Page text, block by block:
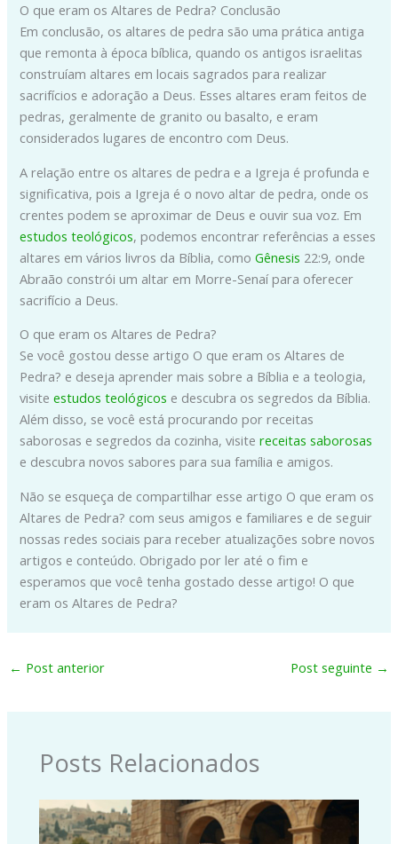
O que eram os Altares de Pedra? Conclusão
Em conclusão, os altares de pedra são uma prática antiga
que remonta à época bíblica, quando os antigos israelitas
construíam altares em locais sagrados para realizar
sacrifícios e adoração a Deus. Esses altares eram feitos de
pedras, geralmente de granito ou basalto, e eram
considerados lugares de encontro com Deus.
A relação entre os altares de pedra e a Igreja é profunda e
significativa, pois a Igreja é o novo altar de pedra, onde os
crentes podem se aproximar de Deus e ouvir sua voz. Em
estudos teológicos, podemos encontrar referências a esses
altares em vários livros da Bíblia, comoGênesis 22:9, onde
Abraão constrói um altar em Morre-Senaí para oferecer
sacrifício a Deus.
O que eram os Altares de Pedra?
Se você gostou desse artigo O que eram os Altares de
Pedra? e deseja aprender mais sobre a Bíblia e a teologia,
visiteestudos teológicos e descubra os segredos da Bíblia.
Além disso, se você está procurando por receitas
saborosas e segredos da cozinha, visitereceitas saborosas
e descubra novos sabores para sua família e amigos.
Não se esqueça de compartilhar esse artigo O que eram os
Altares de Pedra? com seus amigos e familiares e de seguir
nossas redes sociais para receber atualizações sobre novos
artigos e conteúdo. Obrigado por ler até o fim e
esperamos que você tenha gostado desse artigo! O que
eram os Altares de Pedra?
← Post anterior Post seguinte →
Posts Relacionados